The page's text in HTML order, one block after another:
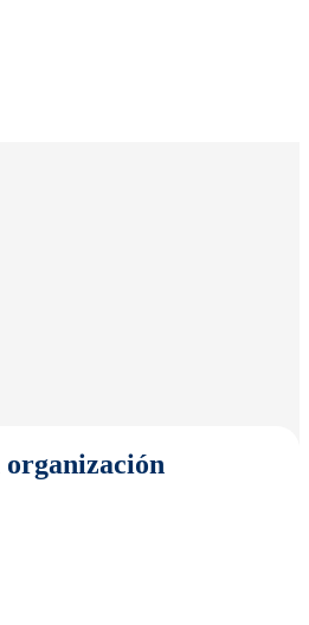
organización